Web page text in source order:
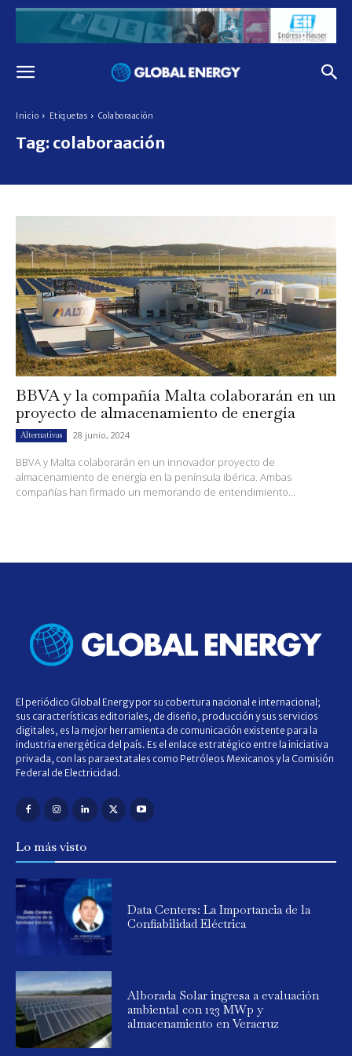
Inicio Etiquetas Colaboraación
Tag: colaboraación
BBVA y la compañía Malta colaborarán en un
proyecto de almacenamiento de energía
Alternativas 28 junio, 2024
BBVA y Malta colaborarán en un innovador proyecto de
almacenamiento de energía en la península ibérica. Ambas
compañías han firmado un memorando de entendimiento...
El periódico Global Energy por su cobertura nacional e internacional;
sus características editoriales, de diseño, producción y sus servicios
digitales, es la mejor herramienta de comunicación existente para la
industria energética del país. Es el enlace estratégico entre la iniciativa
privada, con las paraestatales como Petróleos Mexicanos y la Comisión
Federal de Electricidad.
Lo más visto
Data Centers: La Importancia de la
Confiabilidad Eléctrica
Alborada Solar ingresa a evaluación
ambiental con 123 MWp y
almacenamiento en Veracruz